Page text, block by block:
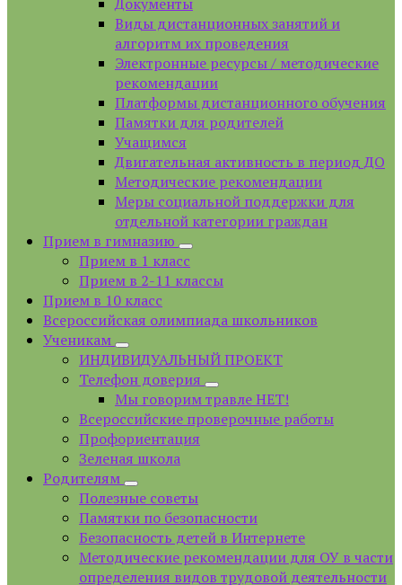
Виды дистанционных занятий и
алгоритм их проведения
Электронные ресурсы / методические
рекомендации
Платформы дистанционного обучения
Памятки для родителей
Учащимся
Двигательная активность в период ДО
Методические рекомендации
Меры социальной поддержки для
отдельной категории граждан
Прием в гимназию
Прием в 1 класс
Прием в 2-11 классы
Прием в 10 класс
Всероссийская олимпиада школьников
Ученикам
ИНДИВИДУАЛЬНЫЙ ПРОЕКТ
Телефон доверия
Мы говорим травле НЕТ!
Всероссийские проверочные работы
Профориентация
Зеленая школа
Родителям
Полезные советы
Памятки по безопасности
Безопасность детей в Интернете
Методические рекомендации для ОУ в части
определения видов трудовой деятельности